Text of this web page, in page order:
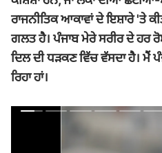
ਰਾਜਨੀਤਿਕ ਆਕਾਵਾਂ ਦੇ ਇਸ਼ਾਰੇ'ਤੇ
ਗਲਤ ਹੈ। ਪੰਜਾਬ ਮੇਰੇ ਸਰੀਰ ਦੇ ਹਰ
ਦਿਲ ਦੀ ਧੜਕਣ ਵਿੱਚ ਵੱਸਦਾ ਹੈ। ਮੈਂ
ਰਿਹਾ ਹਾਂ।